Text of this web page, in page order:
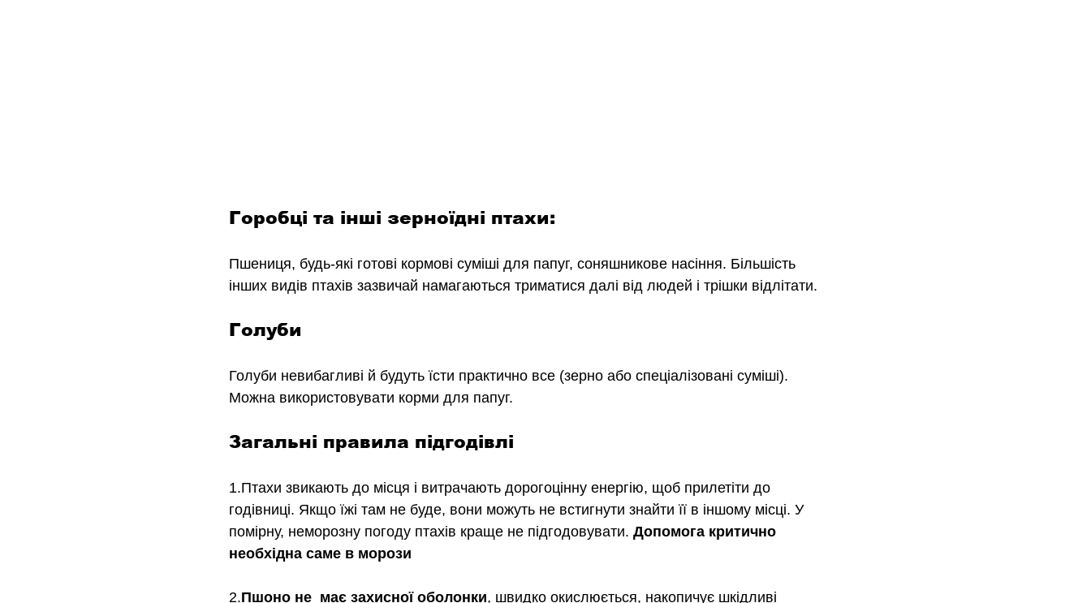
Горобці та інші зерноїдні птахи:
Пшениця, будь-які готові кормові суміші для папуг, соняшникове насіння. Більшість
інших видів птахів зазвичай намагаються триматися далі від людей і трішки відлітати.
Голуби
Голуби невибагливі й будуть їсти практично все (зерно або спеціалізовані суміші).
Можна використовувати корми для папуг.
Загальні правила підгодівлі
1.Птахи звикають до місця і витрачають дорогоцінну енергію, щоб прилетіти до
годівниці. Якщо їжі там не буде, вони можуть не встигнути знайти її в іншому місці. У
помірну, неморозну погоду птахів краще не підгодовувати. Допомога критично
необхідна саме в морози
2.Пшоно не  має захисної оболонки, швидко окислюється, накопичує шкідливі